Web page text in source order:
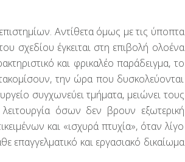
Αντίθετα όμως με τις ύποπτα
σχεδίου έγκειται στη επιβολή ολοένα
και φρικαλέο παράδειγμα, το
την ώρα που δυσκολεύονται
συγχωνεύει τμήματα, μειώνει τους
όσων δεν βρουν εξωτερική
και «ισχυρά πτυχία», όταν λίγο
επαγγελματικό και εργασιακό δικαίωμα